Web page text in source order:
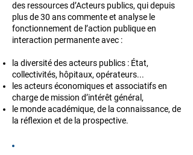
des ressources d’Acteurs publics, qui depuis
plus de 30 ans commente et analyse le
fonctionnement de l’action publique en
interaction permanente avec :​
la diversité des acteurs publics : État,
collectivités, hôpitaux, opérateurs...
les acteurs économiques et associatifs en
charge de mission d’intérêt général,
le monde académique, de la connaissance, de
la réflexion ​et de la prospective.